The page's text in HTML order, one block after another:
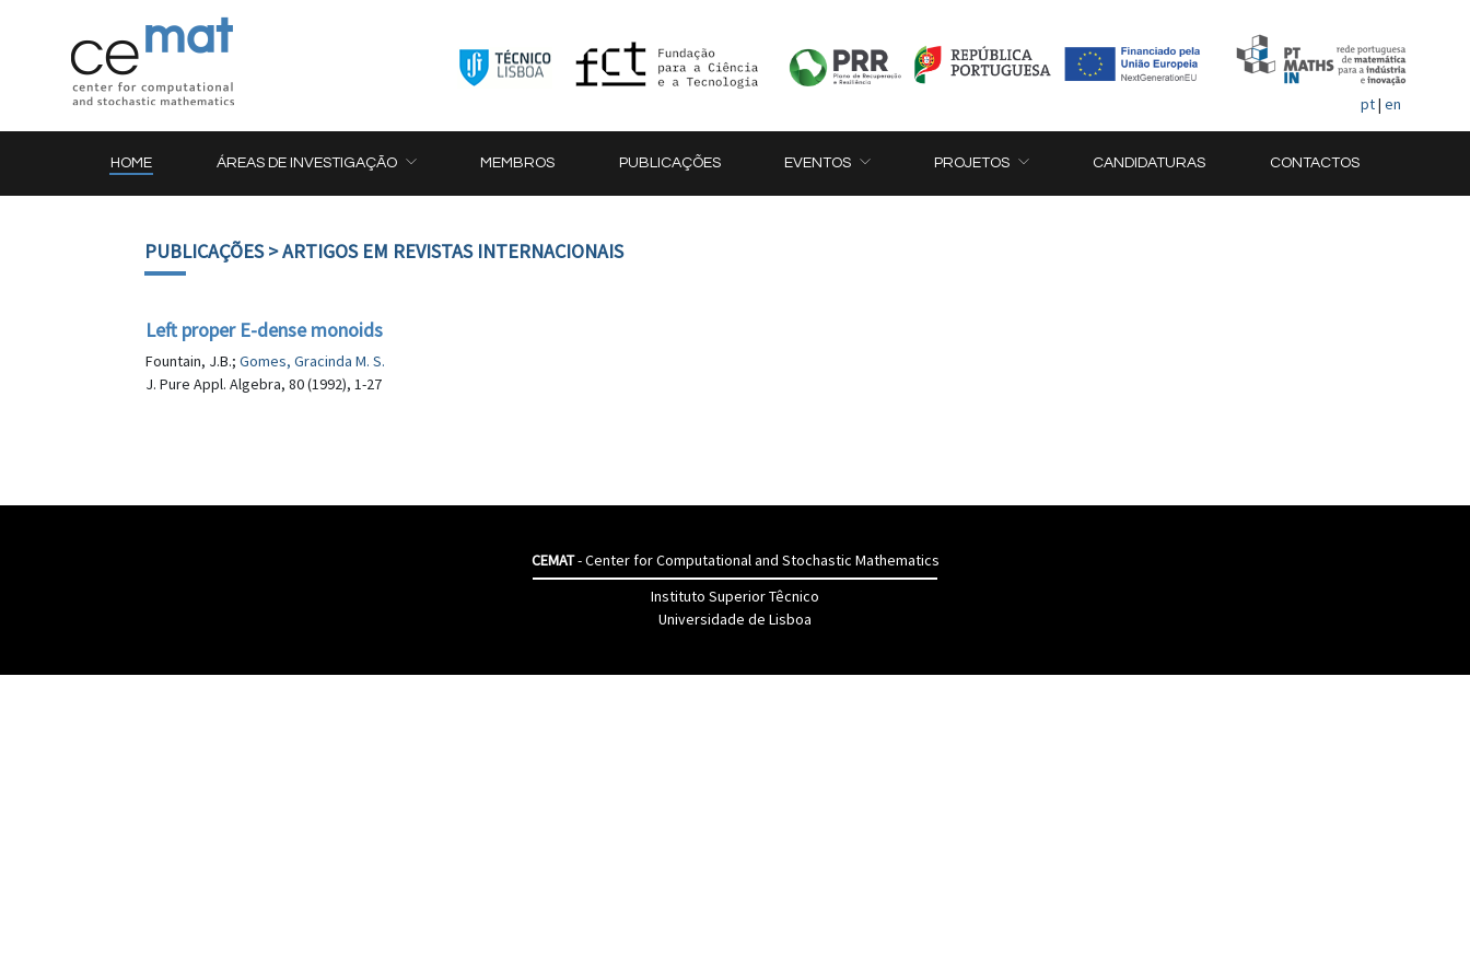
pt| en
HOME ÁREAS DE INVESTIGAÇÃO MEMBROS PUBLICAÇÕES EVENTOS PROJETOS CANDIDATURAS CONTACTOS
PUBLICAÇÕES> ARTIGOS EM REVISTAS INTERNACIONAIS
Left proper E-dense monoids
Fountain, J.B.; Gomes, Gracinda M. S.
J. Pure Appl. Algebra, 80 (1992), 1-27
CEMAT- Center for Computational and Stochastic Mathematics
Instituto Superior Têcnico
Universidade de Lisboa